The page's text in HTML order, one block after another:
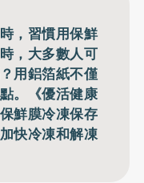
，習慣用保鮮
，大多數人可
用鋁箔紙不僅
。《優活健康
鮮膜冷凍保存
快冷凍和解凍